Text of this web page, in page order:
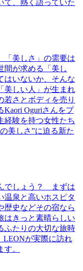
て、熱く語っていた
「美しさ」の需要は
間が求める「美し
はいないか、そんな
美しい人」が生まれ
若さとボディを売り
Kaori Oguriさんをプ
経験を持つ女性たち
美しさ”に迫る新た
でしょう？ まずは
温泉と高いホスピタ
歴史などその宿なら
はきっと素晴らしい
ふたりの大切な旅時
LEONが実際に訪れ
。